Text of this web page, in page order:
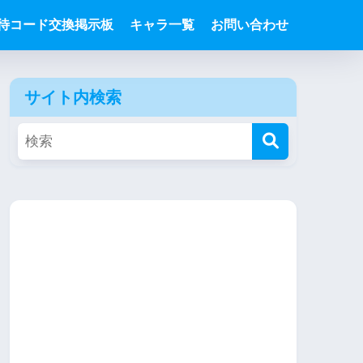
コード交換掲示板 キャラ一覧 お問い合わせ
サイト内検索